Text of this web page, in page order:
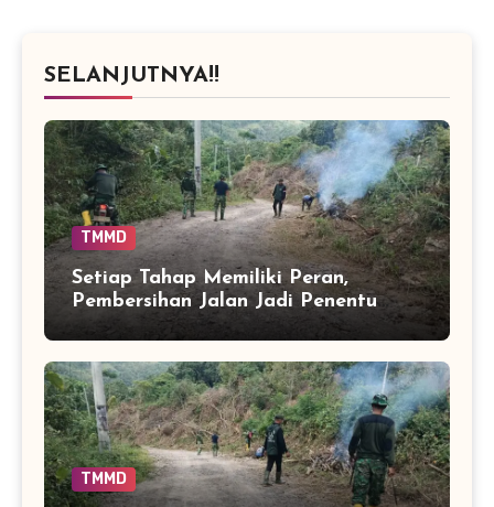
SELANJUTNYA!!
TMMD
Setiap Tahap Memiliki Peran,
Pembersihan Jalan Jadi Penentu
Kelancaran Pekerjaan TMMD
TMMD